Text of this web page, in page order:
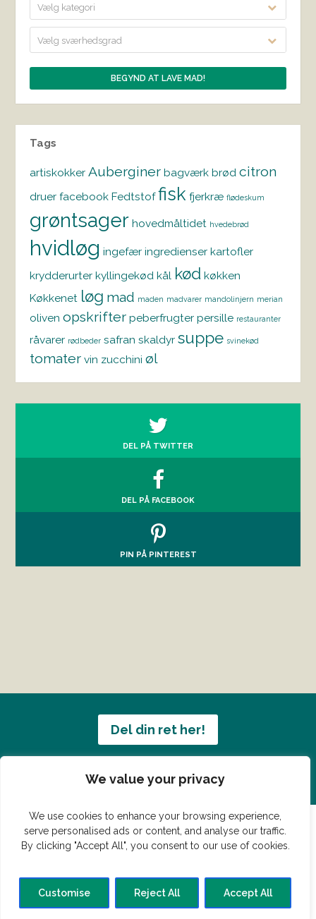
We value your privacy
We use cookies to enhance your browsing experience,
serve personalised ads or content, and analyse our traffic.
By clicking "Accept All", you consent to our use of cookies.
Customise Reject All Accept All
Vælg kategori
Vælg sværhedsgrad
Tags
artiskokker Auberginer bagværk brød citron
druer facebook Fedtstof fisk fjerkræ flødeskum
grøntsager hovedmåltidet hvedebrød
hvidløg ingefær ingredienser kartofler
krydderurter kyllingekød kål kød køkken
Køkkenet løg mad maden madvarer mandolinjern merian
oliven opskrifter peberfrugter persille restauranter
råvarer rødbeder safran skaldyr suppe svinekød
tomater vin zucchini øl
DEL PÅ TWITTER
DEL PÅ FACEBOOK
PIN PÅ PINTEREST
Del din ret her!
Har du en konge ret du vil dele?
© Vildmedmad.dk 2019. God og nem mad!
Hovedret
Bagværk Forret Buffet Dessert